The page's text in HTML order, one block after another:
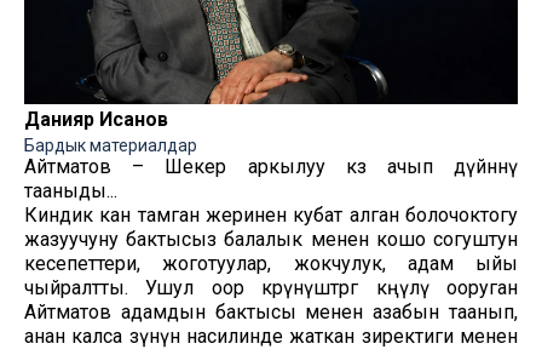
Данияр Исанов
Бардык материалдар
Айтматов – Шекер аркылуу көз ачып дүйнөнү
тааныды...
Киндик кан тамган жеринен кубат алган болочоктогу
жазуучуну бактысыз балалык менен кошо согуштун
кесепеттери, жоготуулар, жокчулук, адам ыйы
чыйралтты. Ушул оор көрүнүштөргө көңүлү ооруган
Айтматов адамдын бактысы менен азабын таанып,
анан калса өзүнүн насилинде жаткан зиректиги менен